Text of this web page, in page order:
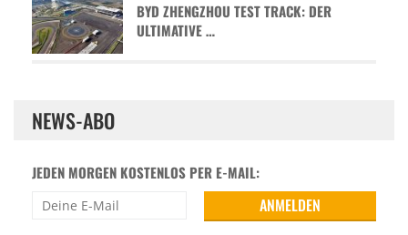
BYD ZHENGZHOU TEST TRACK: DER
ULTIMATIVE …
NEWS-ABO
JEDEN MORGEN KOSTENLOS PER E-MAIL: